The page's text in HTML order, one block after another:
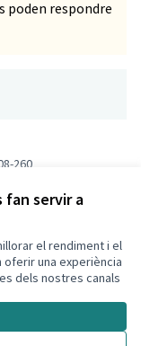
fan servir a
el rendiment i el
una experiència
dels nostres canals
poden respondre
260